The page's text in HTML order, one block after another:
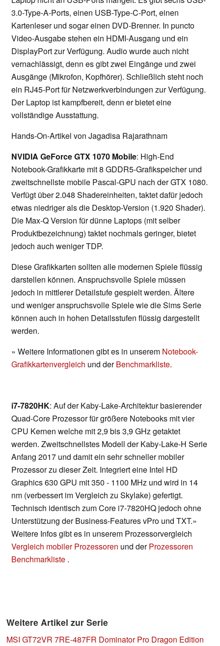
3.0-Type-A-Ports, einen USB-Type-C-Port, einen
Kartenleser und sogar einen DVD-Brenner. In puncto
Video-Ausgabe stehen ein HDMI-Ausgang und ein
DisplayPort zur Verfügung. Audio wurde auch nicht
vernachlässigt, denn es gibt zwei Eingänge und zwei
Ausgänge (Mikrofon, Kopfhörer). Schließlich steht noch
ein RJ45-Port für Netzwerkverbindungen zur Verfügung.
Der Laptop ist kampfbereit, denn er bietet eine
vollständige Ausstattung.
Hands-On-Artikel von Jagadisa Rajarathnam
NVIDIA GeForce GTX 1070 Mobile: High-End
Notebook-Grafikkarte mit 8 GDDR5-Grafikspeicher und
zweitschnellste mobile Pascal-GPU nach der GTX 1080.
Verfügt über 2.048 Shadereinheiten, taktet dafür jedoch
etwas niedriger als die Desktop-Version (1.920 Shader).
Die Max-Q Version für dünne Laptops (mit selber
Produktbezeichnung) taktet nochmals geringer, bietet
jedoch auch weniger TDP.
Diese Grafikkarten sollten alle modernen Spiele flüssig
darstellen können. Anspruchsvolle Spiele müssen
jedoch in mittlerer Detailstufe gespielt werden. Ältere
und weniger anspruchsvolle Spiele wie die Sims Serie
können auch in hohen Detailsstufen flüssig dargestellt
werden.
» Weitere Informationen gibt es in unserem Notebook-
Grafikkartenvergleich und derBenchmarkliste.
i7-7820HK: Auf der Kaby-Lake-Architektur basierender
Quad-Core Prozessor für größere Notebooks mit vier
CPU Kernen welche mit 2,9 bis 3,9 GHz getaktet
werden. Zweitschnellstes Modell der Kaby-Lake-H Serie
Anfang 2017 und damit ein sehr schneller mobiler
Prozessor zu dieser Zeit. Integriert eine Intel HD
Graphics 630 GPU mit 350 - 1100 MHz und wird in 14
nm (verbessert im Vergleich zu Skylake) gefertigt.
Technisch identisch zum Core i7-7820HQ jedoch ohne
Unterstützung der Business-Features vPro und TXT.»
Weitere Infos gibt es in unserem Prozessorvergleich
Vergleich mobiler Prozessoren und derProzessoren
Benchmarkliste .
Weitere Artikel zur Serie
MSI GT72VR 7RE-487FR Dominator Pro Dragon Edition